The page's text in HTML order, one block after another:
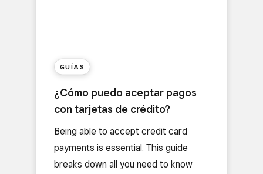
GUÍAS
¿Cómo puedo aceptar pagos
con tarjetas de crédito?
Being able to accept credit card
payments is essential. This guide
breaks down all you need to know